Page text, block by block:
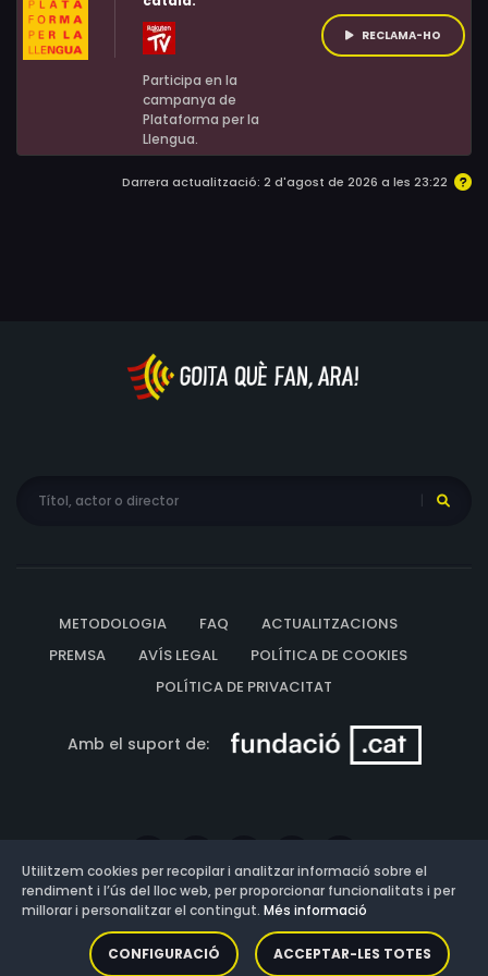
Participa en la
campanya de
Plataforma per la
Llengua.
RECLAMA-HO
Darrera actualització: 2 d'agost de 2026 a les 23:22
METODOLOGIA FAQ
ACTUALITZACIONS
PREMSA
AVÍS LEGAL
POLÍTICA DE COOKIES
POLÍTICA DE PRIVACITAT
Amb el suport de:
Versió: 3.13.0.202607011342
Utilitzem cookies per recopilar i analitzar informació sobre el
rendiment i l’ús del lloc web, per proporcionar funcionalitats i per
millorar i personalitzar el contingut. Més informació
CONFIGURACIÓ ACCEPTAR-LES TOTES